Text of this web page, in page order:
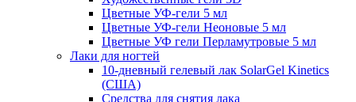
Цветные УФ-гели 5 мл
Цветные УФ-гели Неоновые 5 мл
Цветные УФ гели Перламутровые 5 мл
Лаки для ногтей
10-дневный гелевый лак SolarGel Kinetics
(США)
Средства для снятия лака